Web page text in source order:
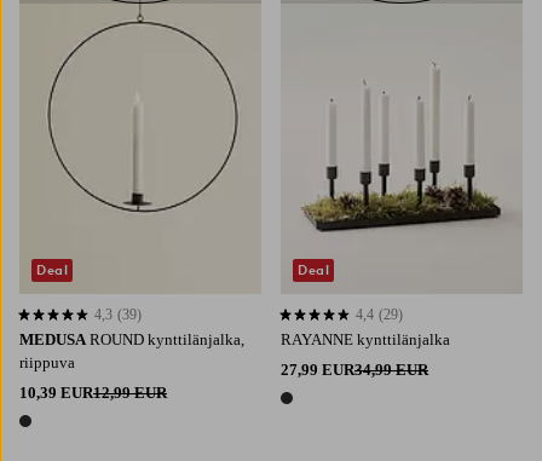
MEDUSA ROUND kynttilänjalka,
riippuva
10,39 EUR12,99 EUR
1 väri
4,3 perustuen 39 arvosanaan
4,3 (39)
Deal
RAYANNE kynttilänjalka
27,99 EUR34,99 EUR
1 väri
4,4 perustuen 29 arvosanaan
4,4 (29)
Deal